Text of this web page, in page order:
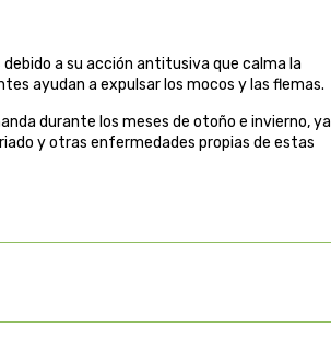
a su acción antitusiva que calma la
ayudan a expulsar los mocos y las flemas.
durante los meses de otoño e invierno, ya
y otras enfermedades propias de estas